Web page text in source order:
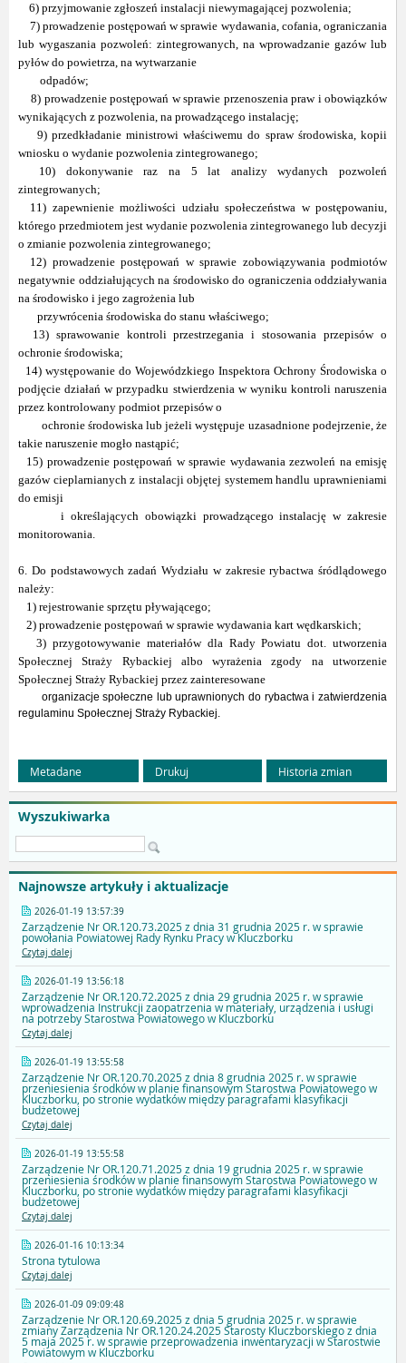
Wyszukiwarka
Najnowsze artykuły i aktualizacje
2026-01-19 13:57:39
Zarządzenie Nr OR.120.73.2025 z dnia 31 grudnia 2025 r. w sprawie
powołania Powiatowej Rady Rynku Pracy w Kluczborku
Czytaj dalej
2026-01-19 13:56:18
Zarządzenie Nr OR.120.72.2025 z dnia 29 grudnia 2025 r. w sprawie
wprowadzenia Instrukcji zaopatrzenia w materiały, urządzenia i usługi
na potrzeby Starostwa Powiatowego w Kluczborku
Czytaj dalej
2026-01-19 13:55:58
Zarządzenie Nr OR.120.70.2025 z dnia 8 grudnia 2025 r. w sprawie
przeniesienia środków w planie finansowym Starostwa Powiatowego w
Kluczborku, po stronie wydatków między paragrafami klasyfikacji
budżetowej
Czytaj dalej
2026-01-19 13:55:58
Zarządzenie Nr OR.120.71.2025 z dnia 19 grudnia 2025 r. w sprawie
przeniesienia środków w planie finansowym Starostwa Powiatowego w
Kluczborku, po stronie wydatków między paragrafami klasyfikacji
budżetowej
Czytaj dalej
2026-01-16 10:13:34
Strona tytulowa
Czytaj dalej
2026-01-09 09:09:48
Zarządzenie Nr OR.120.69.2025 z dnia 5 grudnia 2025 r. w sprawie
zmiany Zarządzenia Nr OR.120.24.2025 Starosty Kluczborskiego z dnia
5 maja 2025 r. w sprawie przeprowadzenia inwentaryzacji w Starostwie
Powiatowym w Kluczborku
6) przyjmowanie zgłoszeń instalacji niewymagającej pozwolenia;
7) prowadzenie postępowań w sprawie wydawania, cofania, ograniczania
lub wygaszania pozwoleń: zintegrowanych, na wprowadzanie gazów lub
pyłów do powietrza, na wytwarzanie
odpadów;
8) prowadzenie postępowań w sprawie przenoszenia praw i obowiązków
wynikających z pozwolenia, na prowadzącego instalację;
9) przedkładanie ministrowi właściwemu do spraw środowiska, kopii
wniosku o wydanie pozwolenia zintegrowanego;
10) dokonywanie raz na 5 lat analizy wydanych pozwoleń
zintegrowanych;
11) zapewnienie możliwości udziału społeczeństwa w postępowaniu,
którego przedmiotem jest wydanie pozwolenia zintegrowanego lub decyzji
o zmianie pozwolenia zintegrowanego;
12) prowadzenie postępowań w sprawie zobowiązywania podmiotów
negatywnie oddziałujących na środowisko do ograniczenia oddziaływania
na środowisko i jego zagrożenia lub
przywrócenia środowiska do stanu właściwego;
13) sprawowanie kontroli przestrzegania i stosowania przepisów o
ochronie środowiska;
14) występowanie do Wojewódzkiego Inspektora Ochrony Środowiska o
podjęcie działań w przypadku stwierdzenia w wyniku kontroli naruszenia
przez kontrolowany podmiot przepisów o
ochronie środowiska lub jeżeli występuje uzasadnione podejrzenie, że
takie naruszenie mogło nastąpić;
15) prowadzenie postępowań w sprawie wydawania zezwoleń na emisję
gazów cieplarnianych z instalacji objętej systemem handlu uprawnieniami
do emisji
i określających obowiązki prowadzącego instalację w zakresie
monitorowania.
6. Do podstawowych zadań Wydziału w zakresie rybactwa śródlądowego
należy:
1) rejestrowanie sprzętu pływającego;
2) prowadzenie postępowań w sprawie wydawania kart wędkarskich;
3) przygotowywanie materiałów dla Rady Powiatu dot. utworzenia
Społecznej Straży Rybackiej albo wyrażenia zgody na utworzenie
Społecznej Straży Rybackiej przez zainteresowane
organizacje społeczne lub uprawnionych do rybactwa i zatwierdzenia
regulaminu Społecznej Straży Rybackiej.
Metadane Drukuj Historia zmian